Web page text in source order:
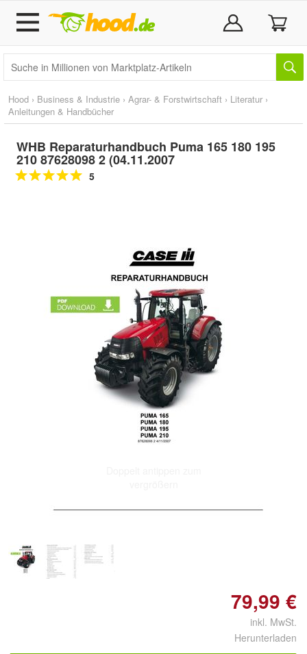
Hood › Business & Industrie › Agrar- & Forstwirtschaft › Literatur ›
Anleitungen & Handbücher
WHB Reparaturhandbuch Puma 165 180 195
210 87628098 2 (04.11.2007
5
79,99 €
inkl. MwSt.
Herunterladen